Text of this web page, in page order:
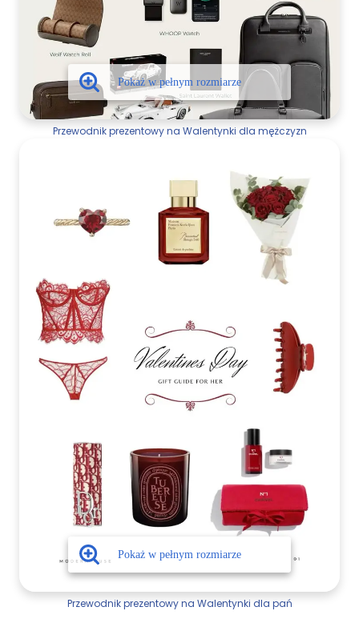
Przewodnik prezentowy na Walentynki dla mężczyzn
Przewodnik prezentowy na Walentynki dla pań